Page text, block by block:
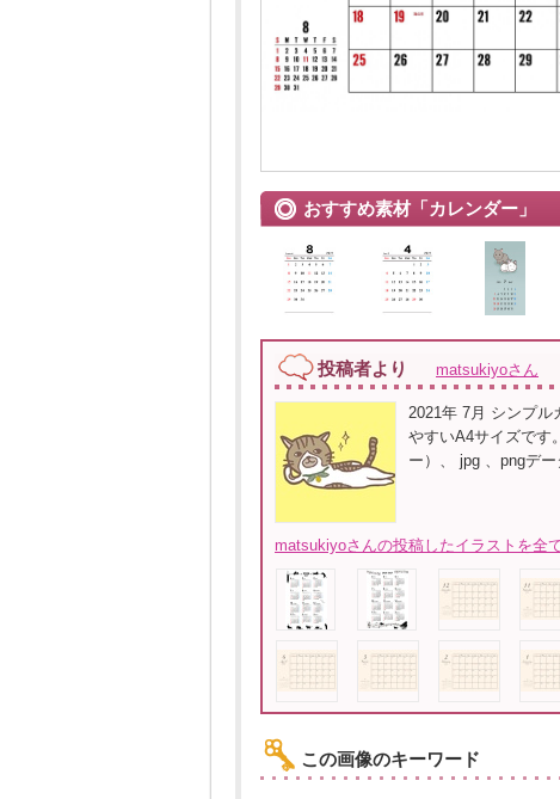
おすすめ素材「カレンダー」
投稿者より matsukiyoさん
2021年 7月 シンプル
やすいA4サイズです
ー）、 jpg 、pngデ
matsukiyoさんの投稿したイラストを全
この画像のキーワード